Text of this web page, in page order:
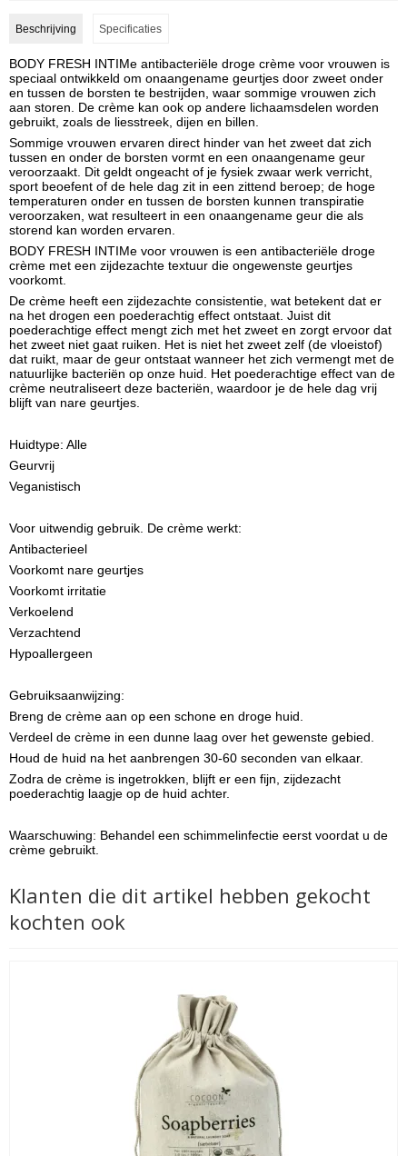
Beschrijving Specificaties
BODY FRESH INTIMe antibacteriële droge crème voor vrouwen is
speciaal ontwikkeld om onaangename geurtjes door zweet onder
en tussen de borsten te bestrijden, waar sommige vrouwen zich
aan storen. De crème kan ook op andere lichaamsdelen worden
gebruikt, zoals de liesstreek, dijen en billen.
Sommige vrouwen ervaren direct hinder van het zweet dat zich
tussen en onder de borsten vormt en een onaangename geur
veroorzaakt. Dit geldt ongeacht of je fysiek zwaar werk verricht,
sport beoefent of de hele dag zit in een zittend beroep; de hoge
temperaturen onder en tussen de borsten kunnen transpiratie
veroorzaken, wat resulteert in een onaangename geur die als
storend kan worden ervaren.
BODY FRESH INTIMe voor vrouwen is een antibacteriële droge
crème met een zijdezachte textuur die ongewenste geurtjes
voorkomt.
De crème heeft een zijdezachte consistentie, wat betekent dat er
na het drogen een poederachtig effect ontstaat. Juist dit
poederachtige effect mengt zich met het zweet en zorgt ervoor dat
het zweet niet gaat ruiken. Het is niet het zweet zelf (de vloeistof)
dat ruikt, maar de geur ontstaat wanneer het zich vermengt met de
natuurlijke bacteriën op onze huid. Het poederachtige effect van de
crème neutraliseert deze bacteriën, waardoor je de hele dag vrij
blijft van nare geurtjes.
Huidtype: Alle
Geurvrij
Veganistisch
Voor uitwendig gebruik. De crème werkt:
Antibacterieel
Voorkomt nare geurtjes
Voorkomt irritatie
Verkoelend
Verzachtend
Hypoallergeen
Gebruiksaanwijzing:
Breng de crème aan op een schone en droge huid.
Verdeel de crème in een dunne laag over het gewenste gebied.
Houd de huid na het aanbrengen 30-60 seconden van elkaar.
Zodra de crème is ingetrokken, blijft er een fijn, zijdezacht
poederachtig laagje op de huid achter.
Waarschuwing: Behandel een schimmelinfectie eerst voordat u de
crème gebruikt.
Klanten die dit artikel hebben gekocht
kochten ook